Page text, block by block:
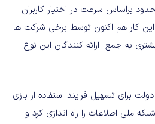
براساس سرعت در اختیار کاربران
این کار هم اکنون توسط برخی شرکت ها
به جمع ارائه کنندگان این نوع
برای تسهیل فرایند استفاده از بازی
ملی اطلاعات را راه اندازی کرد و